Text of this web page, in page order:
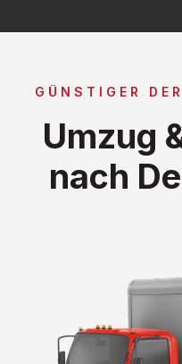
GÜNSTIGER
Umzug
nach